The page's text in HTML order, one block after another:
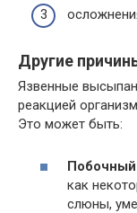
Другие
Язвенные
реакцией
Это может быть:
как
слюны,